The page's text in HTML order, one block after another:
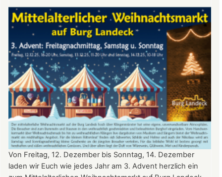
Von Freitag, 12. Dezember bis Sonntag, 14. Dezember
laden wir Euch wie jedes Jahr am 3. Advent herzlich ein